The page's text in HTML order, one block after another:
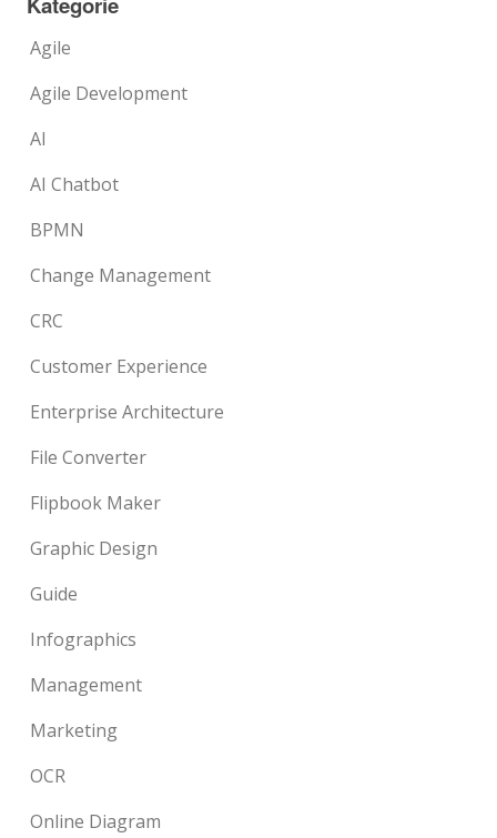
Agile
Agile Development
AI
AI Chatbot
BPMN
Change Management
CRC
Customer Experience
Enterprise Architecture
File Converter
Flipbook Maker
Graphic Design
Guide
Infographics
Management
Marketing
OCR
Online Diagram